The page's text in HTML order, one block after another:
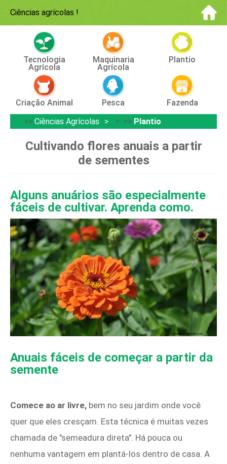
Ciências agrícolas !
Tecnologia
Agrícola
Maquinaria
Agrícola
Plantio
Criação Animal Pesca
Fazenda
>> Ciências Agrícolas > >> Plantio
Cultivando flores anuais a partir
de sementes
Alguns anuários são especialmente
fáceis de cultivar. Aprenda como.
Anuais fáceis de começar a partir da
semente
Comece ao ar livre, bem no seu jardim onde você
quer que eles cresçam. Esta técnica é muitas vezes
chamada de "semeadura direta". Há pouca ou
nenhuma vantagem em plantá-los dentro de casa. A